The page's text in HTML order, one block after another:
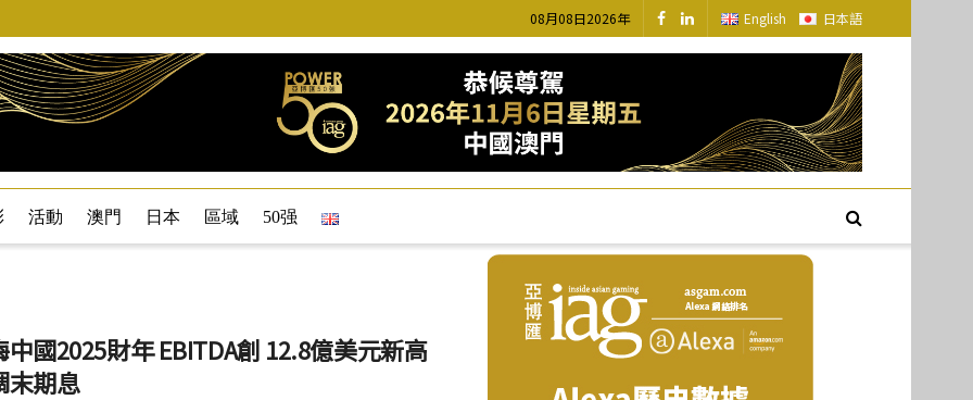
08月08日2026年 English 日本語
活動 澳門 日本 區域 50强
中國2025財年 EBITDA創 12.8億美元新高
末期息